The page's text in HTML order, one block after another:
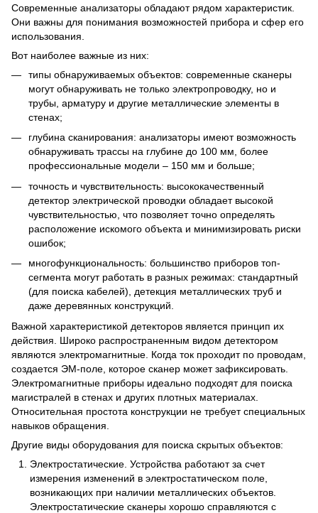
Современные анализаторы обладают рядом характеристик.
Они важны для понимания возможностей прибора и сфер его
использования.
Вот наиболее важные из них:
типы обнаруживаемых объектов: современные сканеры
могут обнаруживать не только электропроводку, но и
трубы, арматуру и другие металлические элементы в
стенах;
глубина сканирования: анализаторы имеют возможность
обнаруживать трассы на глубине до 100 мм, более
профессиональные модели – 150 мм и больше;
точность и чувствительность: высококачественный
детектор электрической проводки обладает высокой
чувствительностью, что позволяет точно определять
расположение искомого объекта и минимизировать риски
ошибок;
многофункциональность: большинство приборов топ-
сегмента могут работать в разных режимах: стандартный
(для поиска кабелей), детекция металлических труб и
даже деревянных конструкций.
Важной характеристикой детекторов является принцип их
действия. Широко распространенным видом детектором
являются электромагнитные. Когда ток проходит по проводам,
создается ЭМ-поле, которое сканер может зафиксировать.
Электромагнитные приборы идеально подходят для поиска
магистралей в стенах и других плотных материалах.
Относительная простота конструкции не требует специальных
навыков обращения.
Другие виды оборудования для поиска скрытых объектов:
Электростатические. Устройства работают за счет
измерения изменений в электростатическом поле,
возникающих при наличии металлических объектов.
Электростатические сканеры хорошо справляются с